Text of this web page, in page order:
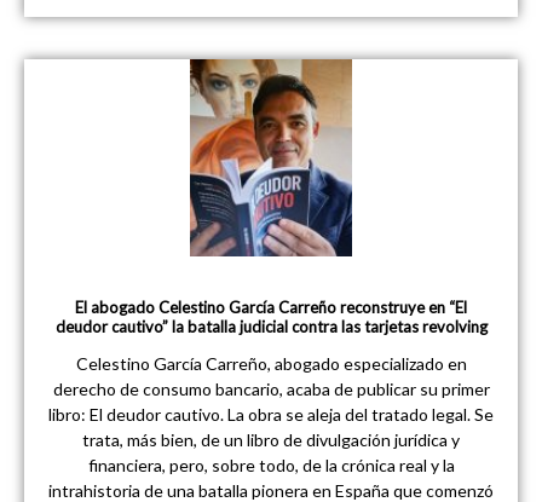
El abogado Celestino García Carreño reconstruye en “El
deudor cautivo” la batalla judicial contra las tarjetas revolving
Celestino García Carreño, abogado especializado en
derecho de consumo bancario, acaba de publicar su primer
libro: El deudor cautivo. La obra se aleja del tratado legal. Se
trata, más bien, de un libro de divulgación jurídica y
financiera, pero, sobre todo, de la crónica real y la
intrahistoria de una batalla pionera en España que comenzó